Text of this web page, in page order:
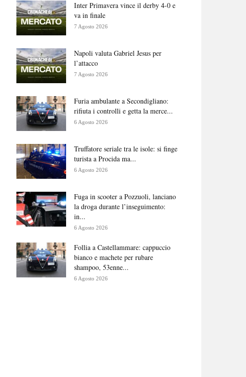
Inter Primavera vince il derby 4-0 e
va in finale
7 Agosto 2026
Napoli valuta Gabriel Jesus per
l’attacco
7 Agosto 2026
Furia ambulante a Secondigliano:
rifiuta i controlli e getta la merce...
6 Agosto 2026
Truffatore seriale tra le isole: si finge
turista a Procida ma...
6 Agosto 2026
Fuga in scooter a Pozzuoli, lanciano
la droga durante l’inseguimento:
in...
6 Agosto 2026
Follia a Castellammare: cappuccio
bianco e machete per rubare
shampoo, 53enne...
6 Agosto 2026